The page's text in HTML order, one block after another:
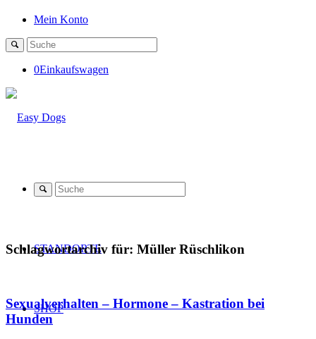
Mein Konto
0Einkaufswagen
STANDORTE
SHOP
Schlagwortarchiv für: Müller Rüschlikon
Sexualverhalten – Hormone – Kastration bei
Hunden